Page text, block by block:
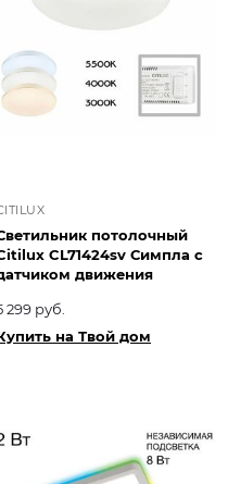
потолочный
CL71424sv Симпла с
движения
299 руб.
на Твой дом